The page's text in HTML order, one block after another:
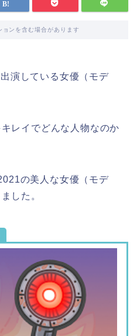
ンを含む場合があります
演している女優（モデ
レイでどんな人物なのか
の美人な女優（モデ
した。